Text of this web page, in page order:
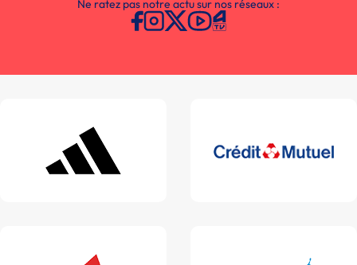
Ne ratez pas notre actu sur nos réseaux :